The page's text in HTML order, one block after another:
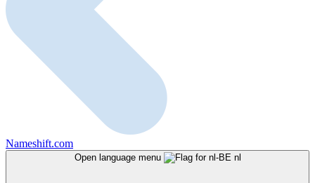
Nameshift.com
Open language menu nl